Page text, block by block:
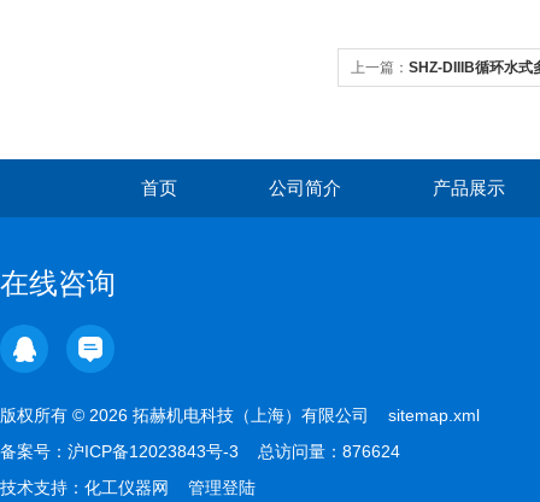
上一篇： SHZ-DIIIB循环水式
首页 公司简介 产品展示
在线咨询
版权所有 © 2026 拓赫机电科技（上海）有限公司 sitemap.xml
备案号： 沪ICP备12023843号-3 总访问量：876624
技术支持： 化工仪器网 管理登陆